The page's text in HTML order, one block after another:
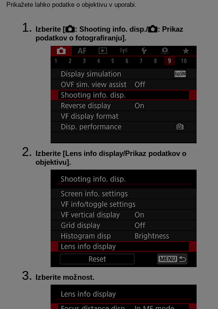
Prikažete lahko podatke o objektivu v uporabi.
Izberite [ : Shooting info. disp./ : Prikaz
podatkov o fotografiranju].
Izberite [Lens info display/Prikaz podatkov o
objektivu].
Izberite možnost.